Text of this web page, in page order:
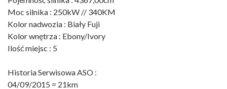
Moc silnika : 250kW // 340KM
Kolor nadwozia : Biały Fuji
Kolor wnętrza : Ebony/Ivory
Ilość miejsc : 5
Historia Serwisowa ASO :
04/09/2015 = 21km